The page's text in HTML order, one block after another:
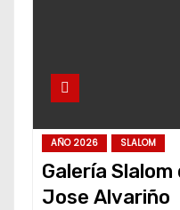
AÑO 2026 SLALOM
Galería
Jose Alvariño